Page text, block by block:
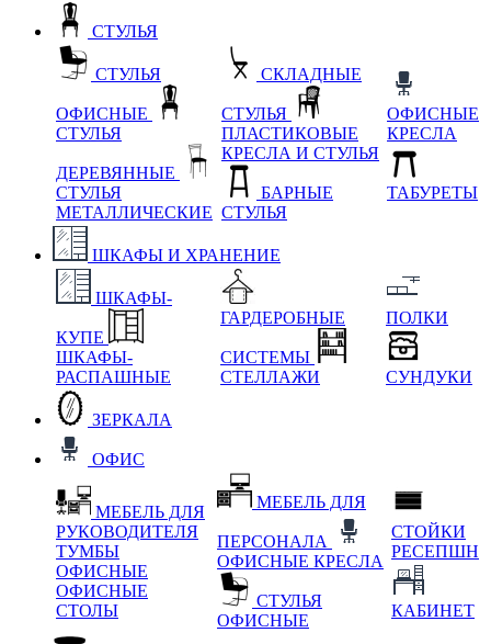
СТУЛЬЯ
СТУЛЬЯ
ОФИСНЫЕ
СТУЛЬЯ
ДЕРЕВЯННЫЕ
СТУЛЬЯ
МЕТАЛЛИЧЕСКИЕ
СКЛАДНЫЕ
СТУЛЬЯ
ПЛАСТИКОВЫЕ
КРЕСЛА И СТУЛЬЯ
БАРНЫЕ
СТУЛЬЯ
ОФИСНЫЕ
КРЕСЛА
ТАБУРЕТЫ
ШКАФЫ И ХРАНЕНИЕ
ШКАФЫ-
КУПЕ
ШКАФЫ-
РАСПАШНЫЕ
ГАРДЕРОБНЫЕ
СИСТЕМЫ
СТЕЛЛАЖИ
ПОЛКИ
СУНДУКИ
ЗЕРКАЛА
ОФИС
МЕБЕЛЬ ДЛЯ
РУКОВОДИТЕЛЯ
ТУМБЫ
ОФИСНЫЕ
ОФИСНЫЕ
СТОЛЫ
МЕБЕЛЬ ДЛЯ
ПЕРСОНАЛА
ОФИСНЫЕ КРЕСЛА
СТУЛЬЯ
ОФИСНЫЕ
СТОЙКИ
РЕСЕПШН
КАБИНЕТ